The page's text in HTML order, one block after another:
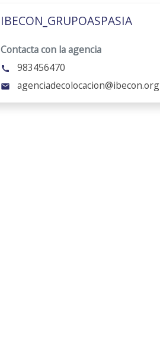
IBECON_GRUPOASPASIA
Contacta con la agencia
call 983456470
mail agenciadecolocacion@ibecon.org